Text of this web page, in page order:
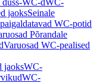
WC-dWC-
jaoksSeinale
WC-potid
Põrandale
Varuosad WC-pealised
jaoksWC-
WC-